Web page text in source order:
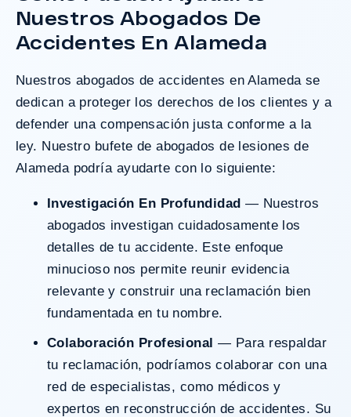
¿Tengo Un Caso?
Nuestros Abogados De
Accidentes En Alameda
Nuestros abogados de accidentes en Alameda se
dedican a proteger los derechos de los clientes y a
defender una compensación justa conforme a la
ley. Nuestro bufete de abogados de lesiones de
Alameda podría ayudarte con lo siguiente:
Investigación En Profundidad — Nuestros
abogados investigan cuidadosamente los
detalles de tu accidente. Este enfoque
minucioso nos permite reunir evidencia
relevante y construir una reclamación bien
fundamentada en tu nombre.
Colaboración Profesional — Para respaldar
tu reclamación, podríamos colaborar con una
red de especialistas, como médicos y
expertos en reconstrucción de accidentes. Su